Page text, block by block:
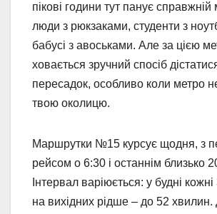
пікові години тут панує
люди з рюкзаками, студенти з
бабусі з авоськами. Але за цією
ховається зручний спосіб
пересадок, особливо коли метро
твою околицю.
Маршрутки №15 курсує щодня, з
рейсом о 6:30 і останнім близько
Інтервал варіюється: у будні
на вихідних рідше – до 52 хвилин.